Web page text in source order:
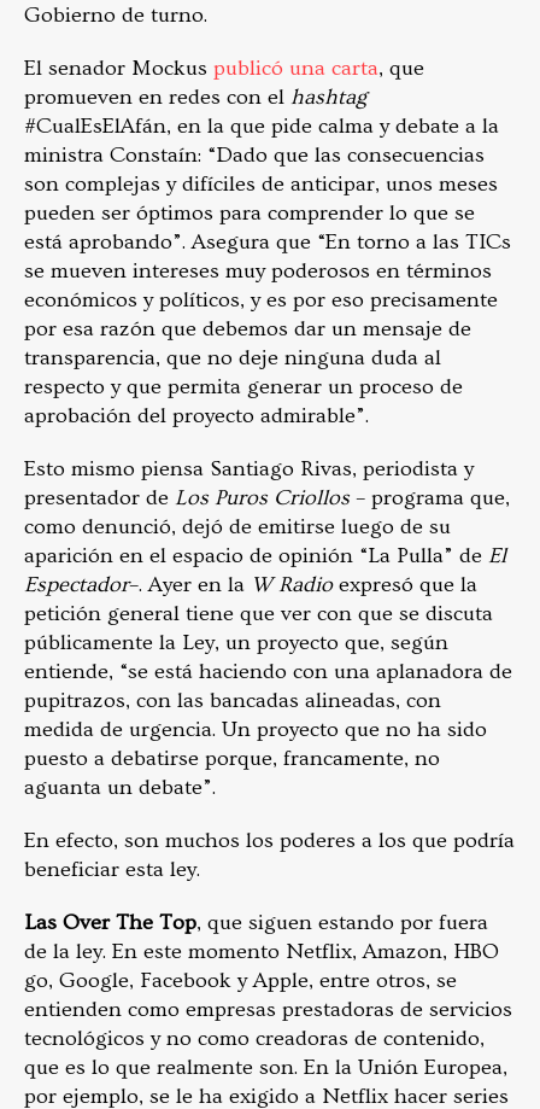
Gobierno de turno.
El senador Mockus publicó una carta, que
promueven en redes con el hashtag
#CualEsElAfán, en la que pide calma y debate a la
ministra Constaín: “Dado que las consecuencias
son complejas y difíciles de anticipar, unos meses
pueden ser óptimos para comprender lo que se
está aprobando”. Asegura que “En torno a las TICs
se mueven intereses muy poderosos en términos
económicos y políticos, y es por eso precisamente
por esa razón que debemos dar un mensaje de
transparencia, que no deje ninguna duda al
respecto y que permita generar un proceso de
aprobación del proyecto admirable”.
Esto mismo piensa Santiago Rivas, periodista y
presentador de Los Puros Criollos – programa que,
como denunció, dejó de emitirse luego de su
aparición en el espacio de opinión “La Pulla” de El
Espectador–. Ayer en la W Radioexpresó que la
petición general tiene que ver con que se discuta
públicamente la Ley, un proyecto que, según
entiende, “se está haciendo con una aplanadora de
pupitrazos, con las bancadas alineadas, con
medida de urgencia. Un proyecto que no ha sido
puesto a debatirse porque, francamente, no
aguanta un debate”.
En efecto, son muchos los poderes a los que podría
beneficiar esta ley.
Las Over The Top, que siguen estando por fuera
de la ley. En este momento Netflix, Amazon, HBO
go, Google, Facebook y Apple, entre otros, se
entienden como empresas prestadoras de servicios
tecnológicos y no como creadoras de contenido,
que es lo que realmente son. En la Unión Europea,
por ejemplo, se le ha exigido a Netflix hacer series